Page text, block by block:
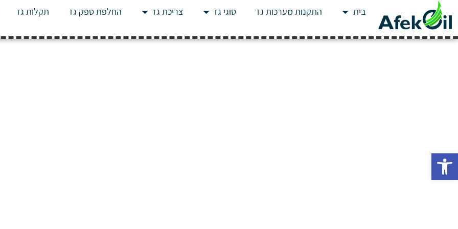
פתח סרגל נגישות
בית התקנות מערכות גז סוגי גז צריכת גז החלפת ספק גז תקלות גז